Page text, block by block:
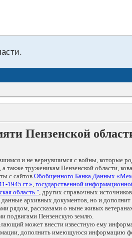
Пензенской
и не вернувшимся с войны, которые
также труженикам Пензенской области,
с сайтовОбобщенного Банка Данных
1945 гг.», государственной
область.", других справочных
данные архивных документов, но и
рядом, рассказами о ныне живых
подвигами Пензенскую землю.
может внести известную ему
дополнить имеющуюся информацию